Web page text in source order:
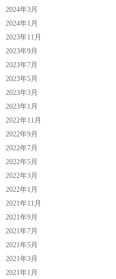
2024年3月
2024年1月
2023年11月
2023年9月
2023年7月
2023年5月
2023年3月
2023年1月
2022年11月
2022年9月
2022年7月
2022年5月
2022年3月
2022年1月
2021年11月
2021年9月
2021年7月
2021年5月
2021年3月
2021年1月